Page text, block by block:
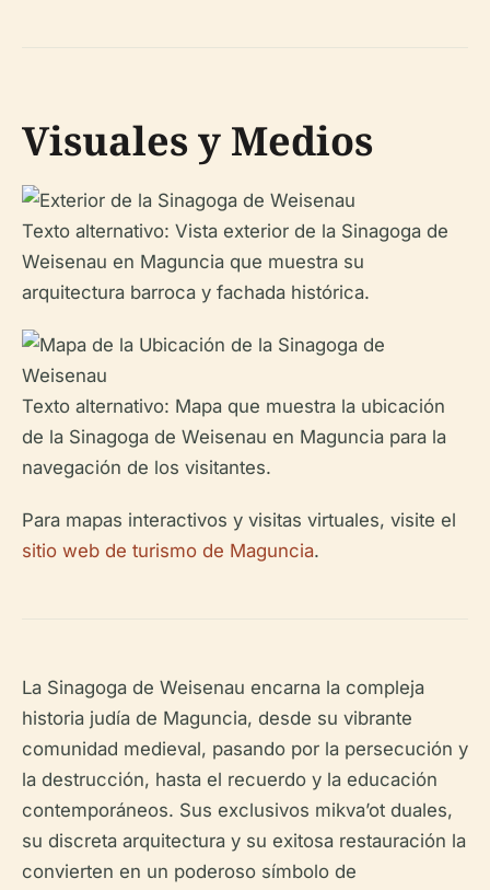
Visuales y Medios
Texto alternativo: Vista exterior de la Sinagoga de
Weisenau en Maguncia que muestra su
arquitectura barroca y fachada histórica.
Texto alternativo: Mapa que muestra la ubicación
de la Sinagoga de Weisenau en Maguncia para la
navegación de los visitantes.
Para mapas interactivos y visitas virtuales, visite el
sitio web de turismo de Maguncia.
La Sinagoga de Weisenau encarna la compleja
historia judía de Maguncia, desde su vibrante
comunidad medieval, pasando por la persecución y
la destrucción, hasta el recuerdo y la educación
contemporáneos. Sus exclusivos mikva’ot duales,
su discreta arquitectura y su exitosa restauración la
convierten en un poderoso símbolo de